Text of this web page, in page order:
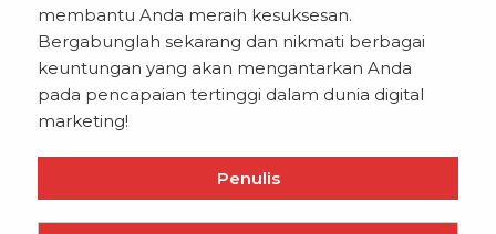
membantu Anda meraih kesuksesan.
Bergabunglah sekarang dan nikmati berbagai
keuntungan yang akan mengantarkan Anda
pada pencapaian tertinggi dalam dunia digital
marketing!
Penulis